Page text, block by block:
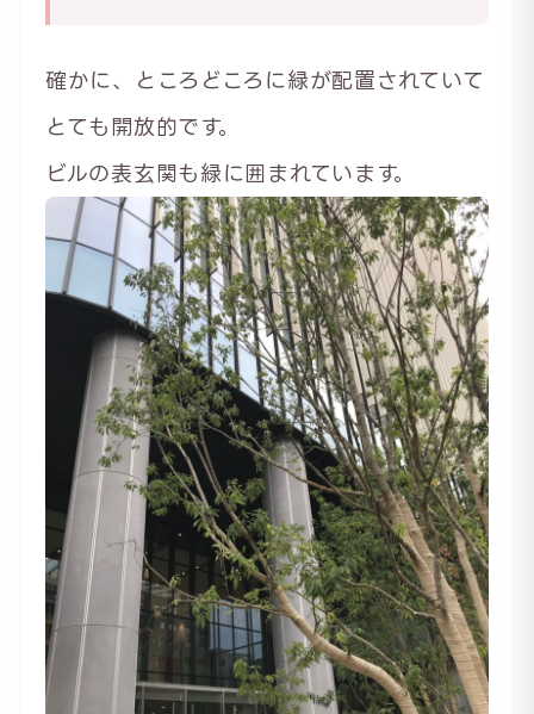
確かに、ところどころに緑が配置されていて
とても開放的です。
ビルの表玄関も緑に囲まれています。